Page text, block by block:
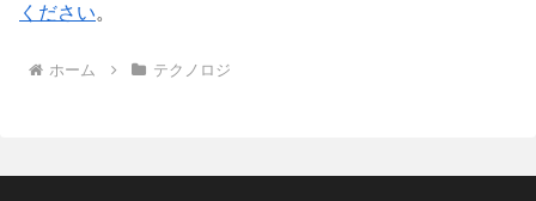
ください。
ホーム テクノロジ